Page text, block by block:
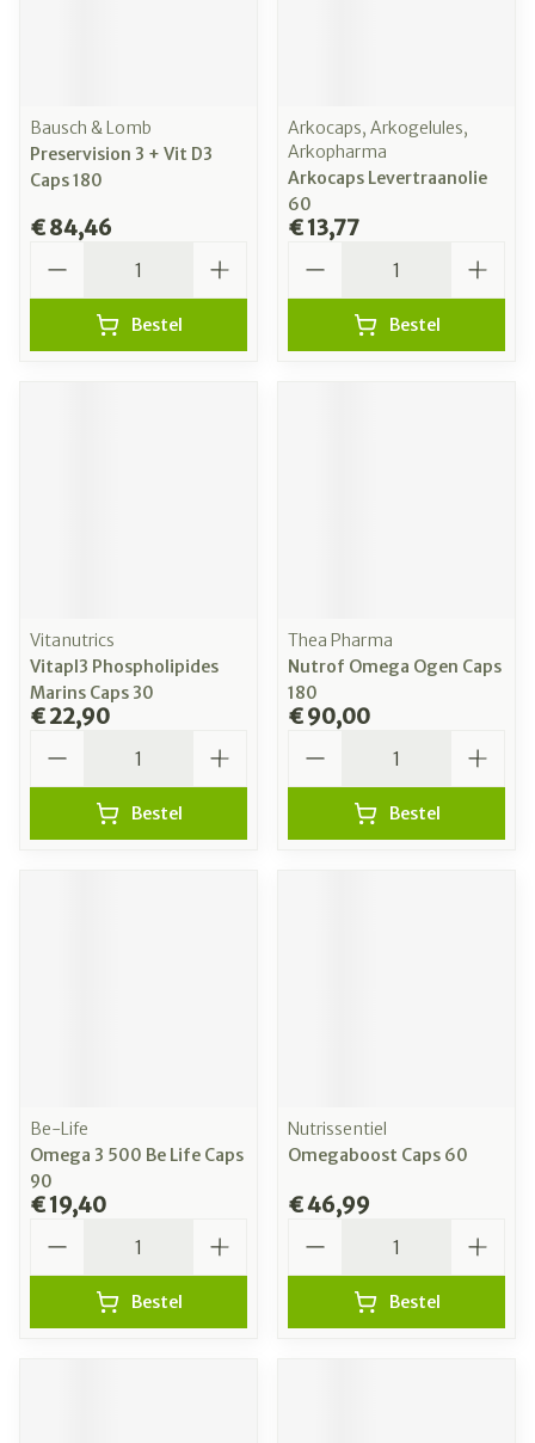
Bausch & Lomb
Preservision 3 + Vit D3
Caps 180
€ 84,46
Bestel
Arkocaps, Arkogelules,
Arkopharma
Arkocaps Levertraanolie
60
€ 13,77
Bestel
Vitanutrics
Vitapl3 Phospholipides
Marins Caps 30
€ 22,90
Bestel
Thea Pharma
Nutrof Omega Ogen Caps
180
€ 90,00
Bestel
Be-Life
Omega 3 500 Be Life Caps
90
€ 19,40
Bestel
Nutrissentiel
Omegaboost Caps 60
€ 46,99
Bestel